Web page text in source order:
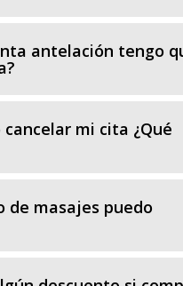
antelación tengo
mi cita ¿Qué
de masajes puedo